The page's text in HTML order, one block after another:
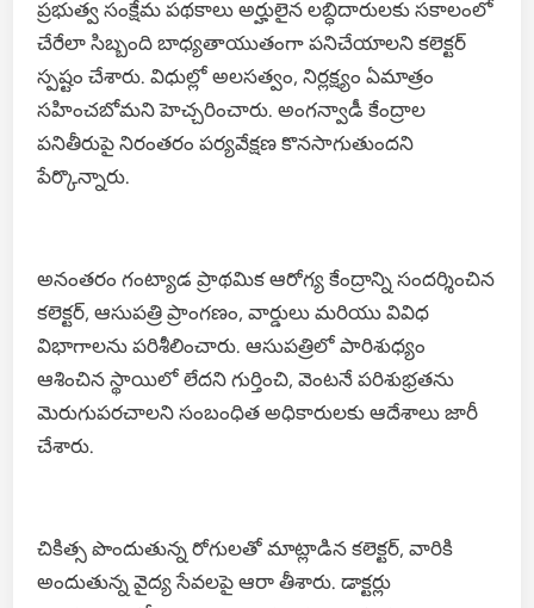
ప్రభుత్వ సంక్షేమ పథకాలు అర్హులైన లబ్ధిదారులకు సకాలంలో
చేరేలా సిబ్బంది బాధ్యతాయుతంగా పనిచేయాలని కలెక్టర్
స్పష్టం చేశారు. విధుల్లో అలసత్వం, నిర్లక్ష్యం ఏమాత్రం
సహించబోమని హెచ్చరించారు. అంగన్వాడీ కేంద్రాల
పనితీరుపై నిరంతరం పర్యవేక్షణ కొనసాగుతుందని
పేర్కొన్నారు.
అనంతరం గంట్యాడ ప్రాథమిక ఆరోగ్య కేంద్రాన్ని సందర్శించిన
కలెక్టర్, ఆసుపత్రి ప్రాంగణం, వార్డులు మరియు వివిధ
విభాగాలను పరిశీలించారు. ఆసుపత్రిలో పారిశుధ్యం
ఆశించిన స్థాయిలో లేదని గుర్తించి, వెంటనే పరిశుభ్రతను
మెరుగుపరచాలని సంబంధిత అధికారులకు ఆదేశాలు జారీ
చేశారు.
చికిత్స పొందుతున్న రోగులతో మాట్లాడిన కలెక్టర్, వారికి
అందుతున్న వైద్య సేవలపై ఆరా తీశారు. డాక్టర్లు